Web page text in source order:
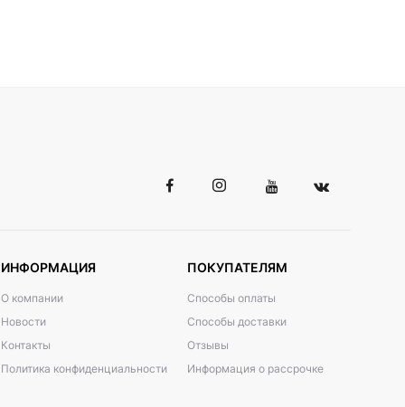
ИНФОРМАЦИЯ
О компании
Новости
Контакты
Политика конфиденциальности
ПОКУПАТЕЛЯМ
Способы оплаты
Способы доставки
Отзывы
Информация о рассрочке